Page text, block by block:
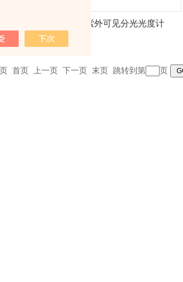
L5紫外可见分光光度计
页 首页 上一页 下一页 末页 跳转到第 页